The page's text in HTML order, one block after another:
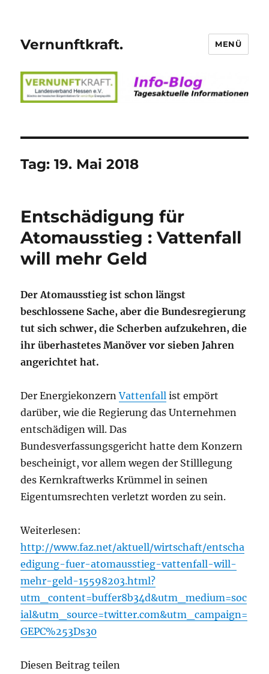
Vernunftkraft. MENÜ
Tag:19. Mai 2018
Entschädigung für
Atomausstieg : Vattenfall
will mehr Geld
Der Atomausstieg ist schon längst
beschlossene Sache, aber die Bundesregierung
tut sich schwer, die Scherben aufzukehren, die
ihr überhastetes Manöver vor sieben Jahren
angerichtet hat.
Der EnergiekonzernVattenfall ist empört
darüber, wie die Regierung das Unternehmen
entschädigen will. Das
Bundesverfassungsgericht hatte dem Konzern
bescheinigt, vor allem wegen der Stilllegung
des Kernkraftwerks Krümmel in seinen
Eigentumsrechten verletzt worden zu sein.
Weiterlesen:
http://www.faz.net/aktuell/wirtschaft/entscha
edigung-fuer-atomausstieg-vattenfall-will-
mehr-geld-15598203.html?
utm_content=buffer8b34d&utm_medium=soc
ial&utm_source=twitter.com&utm_campaign=
GEPC%253Ds30
Diesen Beitrag teilen